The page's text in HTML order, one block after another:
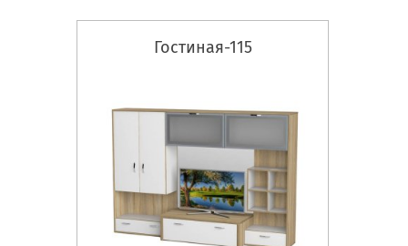
Гостиная-115